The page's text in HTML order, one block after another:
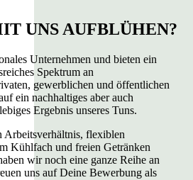
UNS AUFBLÜHEN?
Unternehmen und bieten ein
Spektrum an
gewerblichen und öffentlichen
ein nachhaltiges aber auch
Ergebnis unseres Tuns.
Arbeitsverhältnis, flexiblen
Kühlfach und freien Getränken
wir noch eine ganze Reihe an
uns auf Deine Bewerbung als